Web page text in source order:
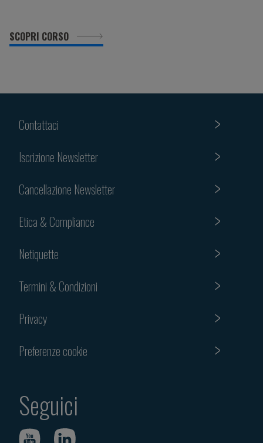
SCOPRI CORSO
Contattaci
Iscrizione Newsletter
Cancellazione Newsletter
Etica & Compliance
Netiquette
Termini & Condizioni
Privacy
Preferenze cookie
Seguici